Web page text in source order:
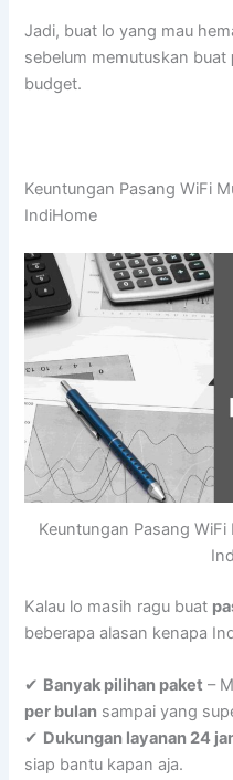
Jadi, buat lo yang mau
sebelum memutuskan buat
budget.
Keuntungan Pasang WiFi
IndiHome
Keuntungan Pasang WiFi
Kalau lo masih ragu buat
beberapa alasan kenapa
✔ Banyak pilihan paket –
per bulan sampai yang
✔ Dukungan layanan 24
siap bantu kapan aja.